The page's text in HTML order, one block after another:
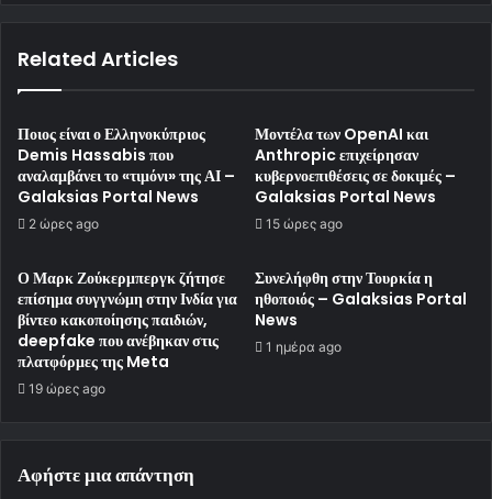
Related Articles
Ποιος είναι ο Ελληνοκύπριος
Demis Hassabis που
αναλαμβάνει το «τιμόνι» της ΑΙ –
Galaksias Portal News
2 ώρες ago
Μοντέλα των OpenAI και
Anthropic επιχείρησαν
κυβερνοεπιθέσεις σε δοκιμές –
Galaksias Portal News
15 ώρες ago
Ο Μαρκ Ζούκερμπεργκ ζήτησε
επίσημα συγγνώμη στην Ινδία για
βίντεο κακοποίησης παιδιών,
deepfake που ανέβηκαν στις
πλατφόρμες της Meta
19 ώρες ago
Συνελήφθη στην Τουρκία η
ηθοποιός – Galaksias Portal
News
1 ημέρα ago
Αφήστε μια απάντηση